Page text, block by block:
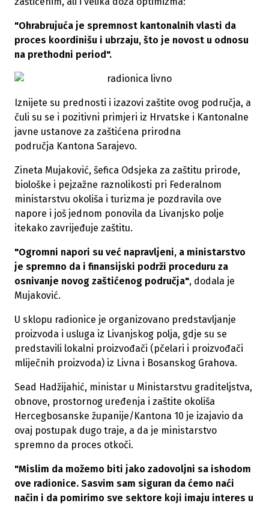
"Ohrabrujuća je spremnost kantonalnih vlasti da
proces koordinišu i ubrzaju, što je novost u odnosu
na prethodni period".
Iznijete su prednosti i izazovi zaštite ovog područja, a
čuli su se i pozitivni primjeri iz Hrvatske i Kantonalne
javne ustanove za zaštićena prirodna
područja Kantona Sarajevo.
Zineta Mujaković, šefica Odsjeka za zaštitu prirode,
biološke i pejzažne raznolikosti pri Federalnom
ministarstvu okoliša i turizma je pozdravila ove
napore i još jednom ponovila da Livanjsko polje
itekako zavrijeđuje zaštitu.
"Ogromni napori su već napravljeni, a ministarstvo
je spremno da i finansijski podrži proceduru za
osnivanje novog zaštićenog područja", dodala je
Mujaković.
U sklopu radionice je organizovano predstavljanje
proizvoda i usluga iz Livanjskog polja, gdje su se
predstavili lokalni proizvođači (pčelari i proizvođači
mliječnih proizvoda) iz Livna i Bosanskog Grahova.
Sead Hadžijahić, ministar u Ministarstvu graditeljstva,
obnove, prostornog uređenja i zaštite okoliša
Hercegbosanske županije/Kantona 10 je izajavio da
ovaj postupak dugo traje, a da je ministarstvo
spremno da proces otkoči.
"Mislim da možemo biti jako zadovoljni sa ishodom
ove radionice. Sasvim sam siguran da ćemo naći
način i da pomirimo sve sektore koji imaju interes u